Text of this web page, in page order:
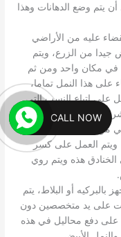
أن يتم وضع الدهانات وهذا
عليه من الأراضي
من الزرع، ويتم
في مكان واحد ومن ثم
على هذا النمل تماما،
على إتباع النسب التي
والنمل الأبيض.
من وجود النمل الأبيض
ويتم العمل على كسر
هذه ويتم روي
أو البلاط، يتم
على يد متخصصين دون
على دفع محاليل في هذه
CALL NOW